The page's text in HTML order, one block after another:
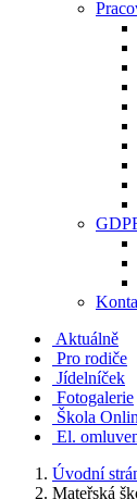
Aktuálně
Pro rodiče
Jídelníček
Fotogalerie
Škola
El.
Úvodní
Mateřská